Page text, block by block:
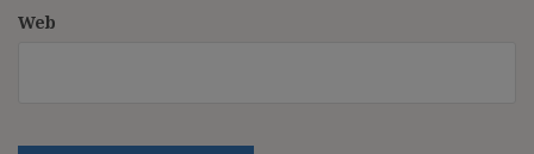
Web